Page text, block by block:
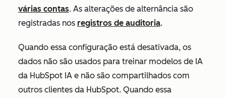
várias contas. As alterações de alternância são
registradas nos registros de auditoria.
Quando essa configuração está desativada, os
dados não são usados para treinar modelos de IA
da HubSpot IA e não são compartilhados com
outros clientes da HubSpot. Quando essa